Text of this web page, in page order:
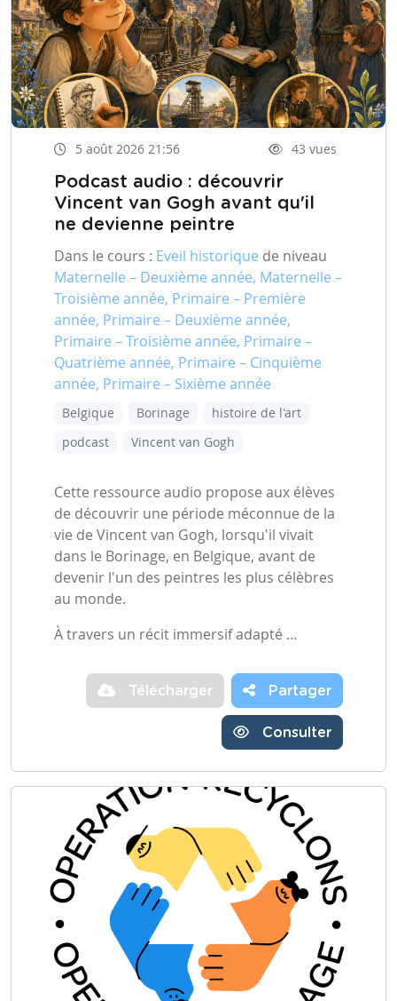
5 août 2026 21:56 43 vues
Podcast audio : découvrir
Vincent van Gogh avant qu'il
ne devienne peintre
Dans le cours : Eveil historique de niveau
Maternelle – Deuxième année, Maternelle –
Troisième année, Primaire – Première
année, Primaire – Deuxième année,
Primaire – Troisième année, Primaire –
Quatrième année, Primaire – Cinquième
année, Primaire – Sixième année
Belgique Borinage
histoire de l'art
podcast
Vincent van Gogh
Cette ressource audio propose aux élèves
de découvrir une période méconnue de la
vie de Vincent van Gogh, lorsqu'il vivait
dans le Borinage, en Belgique, avant de
devenir l'un des peintres les plus célèbres
au monde.
À travers un récit immersif adapté …
Télécharger Partager
Consulter